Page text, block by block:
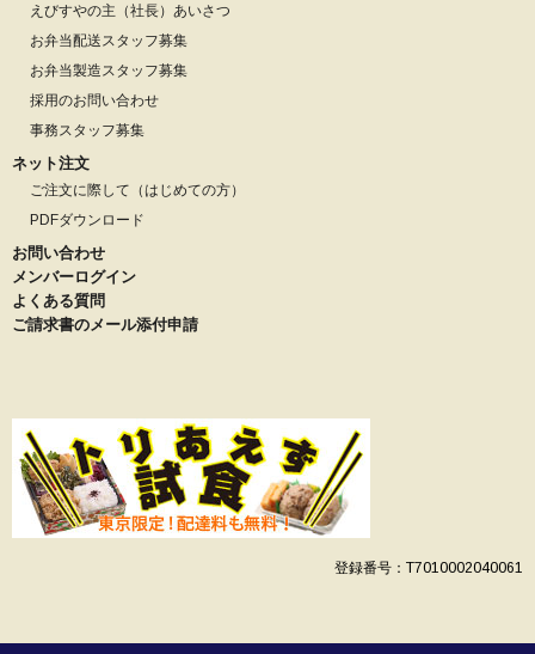
えびすやの主（社長）あいさつ
お弁当配送スタッフ募集
お弁当製造スタッフ募集
採用のお問い合わせ
事務スタッフ募集
ネット注文
ご注文に際して（はじめての方）
PDFダウンロード
お問い合わせ
メンバーログイン
よくある質問
ご請求書のメール添付申請
登録番号：T7010002040061